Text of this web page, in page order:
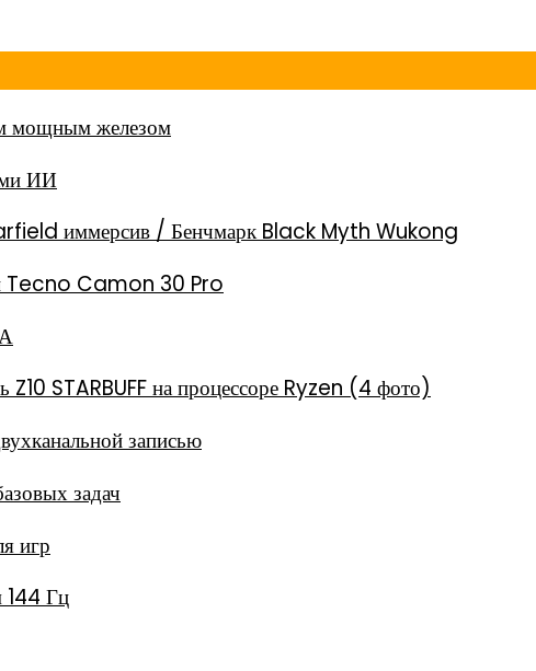
мощным железом
ИИ
иммерсив / Бенчмарк Black Myth Wukong
Tecno Camon 30 Pro
STARBUFF на процессоре Ryzen (4 фото)
записью
задач
игр
144 Гц